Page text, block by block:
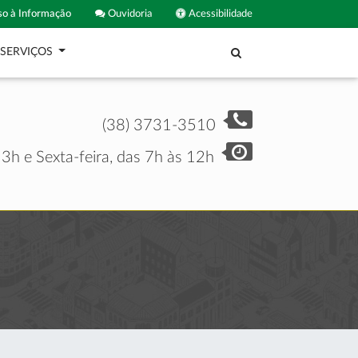
Acessibilidade
Ouvidoria
à Informação
SERVIÇOS
(38) 3731-3510
e Sexta-feira, das 7h às 12h